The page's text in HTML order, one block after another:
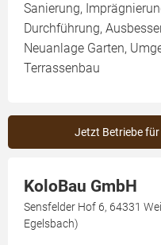
Sanierung,
Durchführung,
Neuanlage Garten,
Terrassenbau
Jetzt Betriebe für
KoloBau GmbH
Sensfelder Hof 6, 64331
Egelsbach)